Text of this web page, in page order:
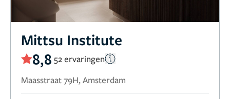
Mittsu Institute
8,8 52 ervaringen
Maasstraat 79H, Amsterdam